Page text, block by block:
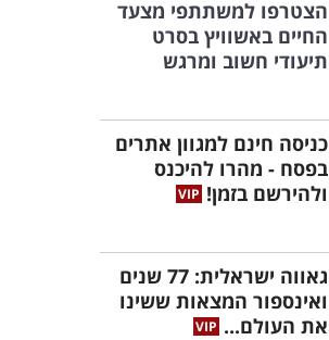
הצטרפו למשתתפי מצעד
החיים באשוויץ בסרט
תיעודי חשוב ומרגש
כניסה חינם למגוון אתרים
בפסח - מהרו להיכנס
ולהירשם בזמן!
גאווה ישראלית: 77 שנים
ואינספור המצאות ששינו
את העולם...